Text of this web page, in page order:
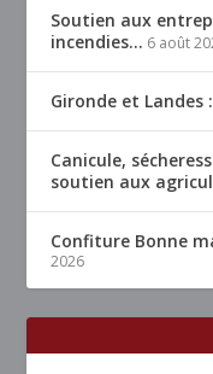
Soutien aux
incendies… 6 août
Gironde et Landes
Canicule,
soutien aux
Confiture Bonne
2026